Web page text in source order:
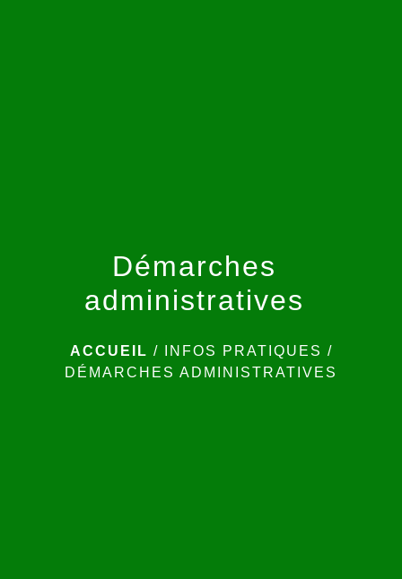
Démarches
administratives
ACCUEIL / INFOS PRATIQUES /
DÉMARCHES ADMINISTRATIVES